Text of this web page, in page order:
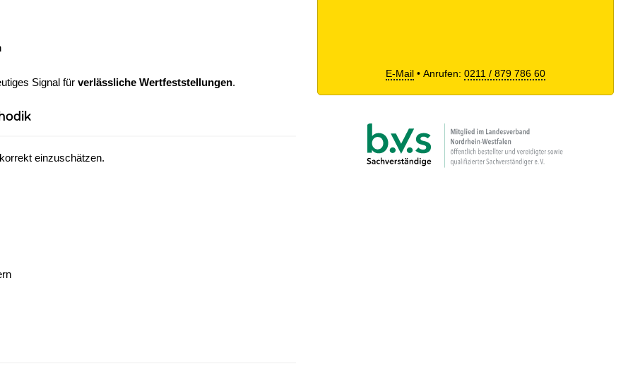
Signal für verlässliche Wertfeststellungen.
einzuschätzen.
E-Mail • Anrufen:0211 / 879 786 60